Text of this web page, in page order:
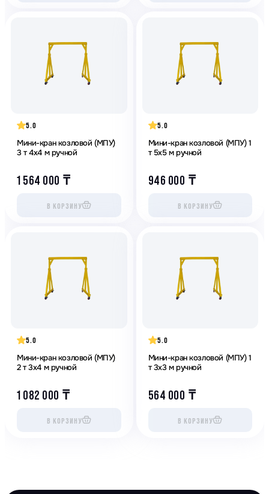
5.0
Мини-кран козловой (МПУ)
3 т 4х4 м ручной
1 564 000 ₸
В КОРЗИНУ
5.0
Мини-кран козловой (МПУ) 1
т 5х5 м ручной
946 000 ₸
В КОРЗИНУ
5.0
Мини-кран козловой (МПУ)
2 т 3х4 м ручной
1 082 000 ₸
В КОРЗИНУ
5.0
Мини-кран козловой (МПУ) 1
т 3х3 м ручной
564 000 ₸
В КОРЗИНУ